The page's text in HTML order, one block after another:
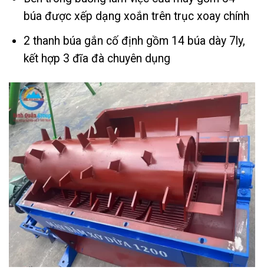
búa được xếp dạng xoắn trên trục xoay chính
2 thanh búa gắn cố định gồm 14 búa dày 7ly,
kết hợp 3 đĩa đà chuyên dụng